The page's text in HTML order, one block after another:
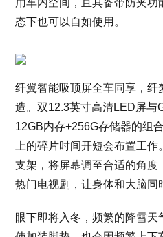
用车内空间，且具备带防夹
态下也可以自如使用。
纤翼智能吸顶屏全车同享，
造。双12.3英寸高清LED屏与
12GB内存+256G存储器的组
上的碎片时间开短会布置工
支架，将屏幕调至合适的角
热门电视剧，让身体和大脑同
眼下即将入冬，频繁的降雪